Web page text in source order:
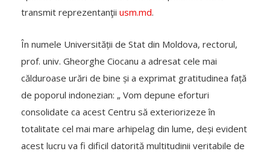
transmit reprezentanţii usm.md.
În numele Universității de Stat din Moldova, rectorul,
prof. univ. Gheorghe Ciocanu a adresat cele mai
călduroase urări de bine și a exprimat gratitudinea față
de poporul indonezian: „ Vom depune eforturi
consolidate ca acest Centru să exteriorizeze în
totalitate cel mai mare arhipelag din lume, deși evident
acest lucru va fi dificil datorită multitudinii veritabile de